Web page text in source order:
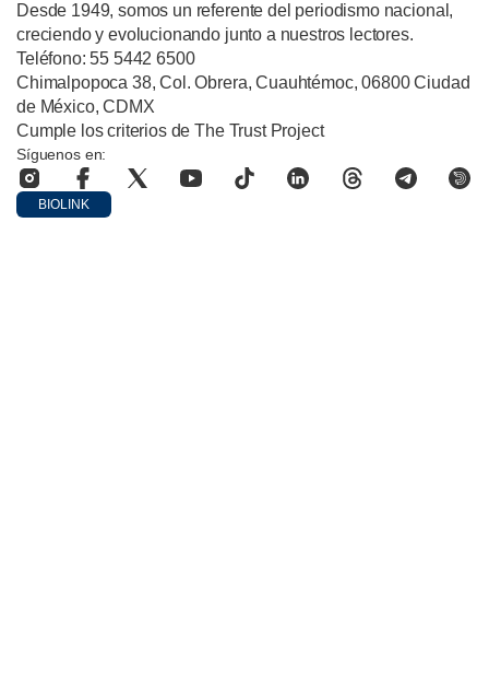
Desde 1949, somos un referente del periodismo nacional,
creciendo y evolucionando junto a nuestros lectores.
Teléfono: 55 5442 6500
Chimalpopoca 38, Col. Obrera, Cuauhtémoc, 06800 Ciudad
de México, CDMX
Cumple los criterios de The Trust Project
Síguenos en:
BIOLINK